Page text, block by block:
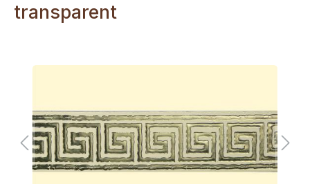
transparent